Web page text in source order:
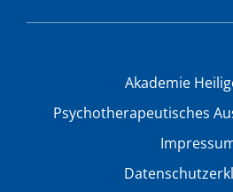
Akademie
Psychotherapeutisches